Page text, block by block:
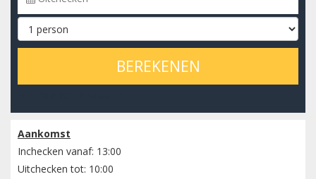
BEREKENEN
Aankomst
Inchecken vanaf: 13:00
Uitchecken tot: 10:00